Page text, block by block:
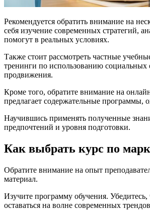
Рекомендуется обратить внимание на
себя изучение современных стратегий,
помогут в реальных условиях.
Также стоит рассмотреть частные
тренинги по использованию социальных
продвижения.
Кроме того, обратите внимание на
предлагает содержательные
Научившись применять полученные
предпочтений и уровня подготовки.
Как выбрать курс по
Обратите внимание на опыт
материал.
Изучите программу обучения.
оставаться на волне современных